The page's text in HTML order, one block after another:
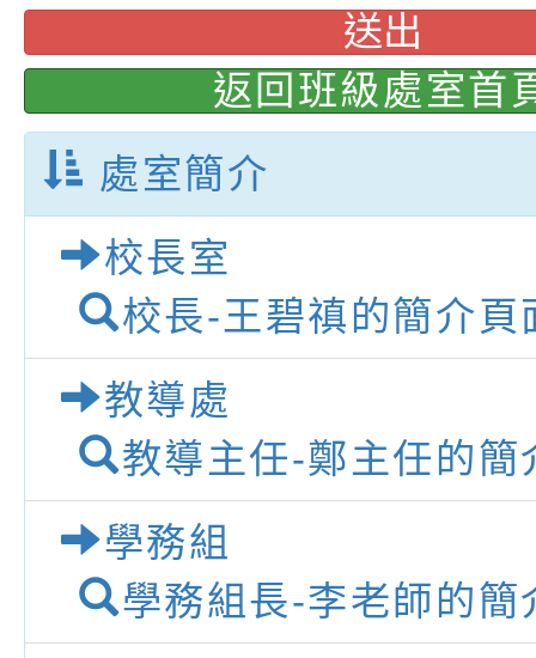
海報電子檔及活動介
檢送桃園市政府家庭
「小桃家7月課程資
「HELLO新鮮人」
養練習題」、「青少
書會」、「親密關係
坊」、「祖孫樂淘桃
徵件活動」海報
有關本局115年「暑
年─青春專案」LED
字稿
為配合政府政策宣導
者權益暨落實保護青
環境
檢送桃園市政府LED
字稿及LCD託播影片
有關桃園市政府家庭
服務資源資訊
檢送桃園市政府LED
字稿及LCD託播影（
函轉有關身心障礙者
（CRPD）第三次國
約專要文件及附件英
檢送行政院新聞傳播
月份公共服務政策溝
訊
轉知教育部國民及學
辦理「115年度促進
緒學習知能研習」
檢送桃園市政府LED
字稿及LCD託播影片
函轉有關本府新聞處
送出
返回班級處室首
處室簡介
校長室
校長-王碧禛的簡介頁
教導處
教導主任-鄭主任的簡
學務組
學務組長-李老師的簡